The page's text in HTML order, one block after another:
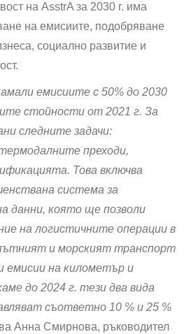
на AsstrA за 2030 г. има
на емисиите, подобряване
социално развитие и
емисиите с 50% до 2030
стойности от 2021 г. За
следните задачи:
преходи,
Това включва
система за
данни, която ще позволи
на логистичните операции в
и морският транспорт
емисии на километър и
до 2024 г. тези два вида
съответно 10 % и 25 %
Анна Смирнова, ръководител